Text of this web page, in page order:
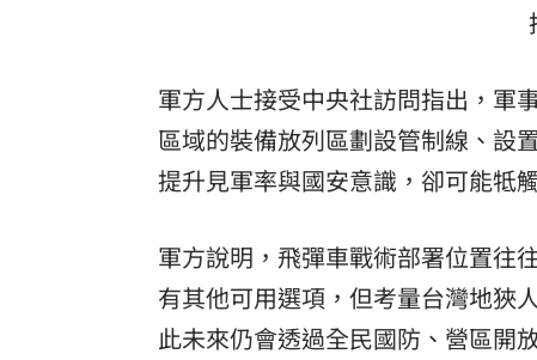
軍方人士接受中央社訪問指出，軍
區域的裝備放列區劃設管制線、設
提升見軍率與國安意識，卻可能牴
軍方說明，飛彈車戰術部署位置往
有其他可用選項，但考量台灣地狹
此未來仍會透過全民國防、營區開